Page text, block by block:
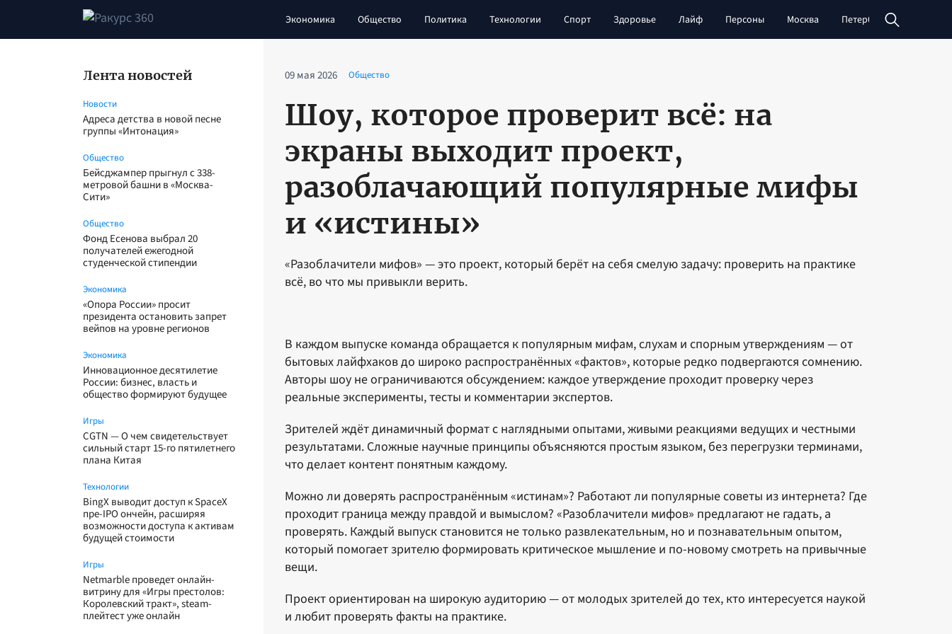
Экономика Общество Политика Технологии Спорт Здоровье Лайф Персоны Москва Петербург
Лента новостей
Новости
Адреса детства в новой песне
группы «Интонация»
Общество
Бейсджампер прыгнул с 338-
метровой башни в «Москва-
Сити»
Общество
Фонд Есенова выбрал 20
получателей ежегодной
студенческой стипендии
Экономика
«Опора России» просит
президента остановить запрет
вейпов на уровне регионов
Экономика
Инновационное десятилетие
России: бизнес, власть и
общество формируют будущее
Игры
CGTN — О чем свидетельствует
сильный старт 15-го пятилетнего
плана Китая
Технологии
BingX выводит доступ к SpaceX
пре-IPO ончейн, расширяя
возможности доступа к активам
будущей стоимости
Игры
Netmarble проведет онлайн-
витрину для «Игры престолов:
Королевский тракт», steam-
плейтест уже онлайн
09 мая 2026 Общество
Шоу, которое проверит всё: на
экраны выходит проект,
разоблачающий популярные мифы
и «истины»
«Разоблачители мифов» — это проект, который берёт на себя смелую задачу: проверить на практике
всё, во что мы привыкли верить.
В каждом выпуске команда обращается к популярным мифам, слухам и спорным утверждениям — от
бытовых лайфхаков до широко распространённых «фактов», которые редко подвергаются сомнению.
Авторы шоу не ограничиваются обсуждением: каждое утверждение проходит проверку через
реальные эксперименты, тесты и комментарии экспертов.
Зрителей ждёт динамичный формат с наглядными опытами, живыми реакциями ведущих и честными
результатами. Сложные научные принципы объясняются простым языком, без перегрузки терминами,
что делает контент понятным каждому.
Можно ли доверять распространённым «истинам»? Работают ли популярные советы из интернета? Где
проходит граница между правдой и вымыслом? «Разоблачители мифов» предлагают не гадать, а
проверять. Каждый выпуск становится не только развлекательным, но и познавательным опытом,
который помогает зрителю формировать критическое мышление и по-новому смотреть на привычные
вещи.
Проект ориентирован на широкую аудиторию — от молодых зрителей до тех, кто интересуется наукой
и любит проверять факты на практике.